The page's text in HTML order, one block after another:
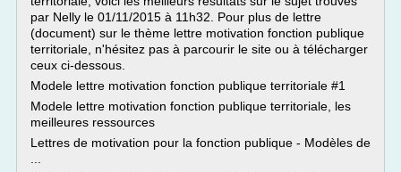
par Nelly le 01/11/2015 à 11h32. Pour plus de lettre
(document) sur le thème lettre motivation fonction publique
territoriale, n'hésitez pas à parcourir le site ou à télécharger
ceux ci-dessous.
Modele lettre motivation fonction publique territoriale #1
Modele lettre motivation fonction publique territoriale, les
meilleures ressources
Lettres de motivation pour la fonction publique - Modèles de